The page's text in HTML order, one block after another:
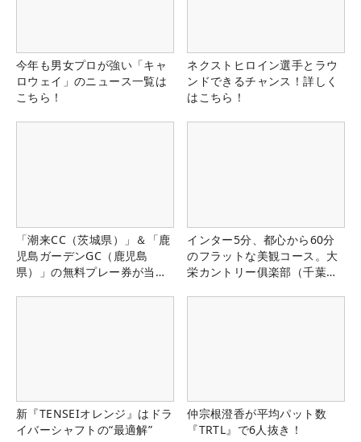
今年も男女プロが強い「キャ
ロウェイ」のニュース一覧は
こちら！
ネクストヒロイン選手とラウ
ンドできるチャンス！詳しく
はこちら！
「潮来CC（茨城県）」＆「鹿
児島ガーデンGC（鹿児島
県）」の無料プレー券が当た
インター5分、都心から60分
のフラットな美観コース。大
栄カントリー俱楽部（千葉
新『TENSEIオレンジ』はドラ
イバーシャフトの“最適解”
仲宗根澄香が平均パット数
『TRTL』で6人抜き！